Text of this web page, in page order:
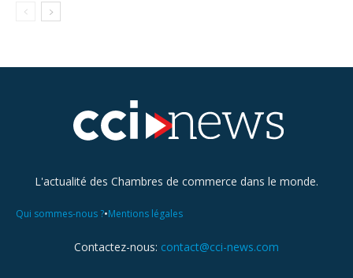
L'actualité des Chambres de commerce dans le monde.
Qui sommes-nous ?•Mentions légales
Contactez-nous: contact@cci-news.com